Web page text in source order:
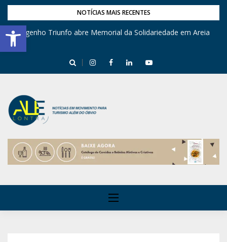
Barra de Ferramentas Aberta
NOTÍCIAS MAIS RECENTES
Engenho Triunfo abre Memorial da Solidariedade em Areia